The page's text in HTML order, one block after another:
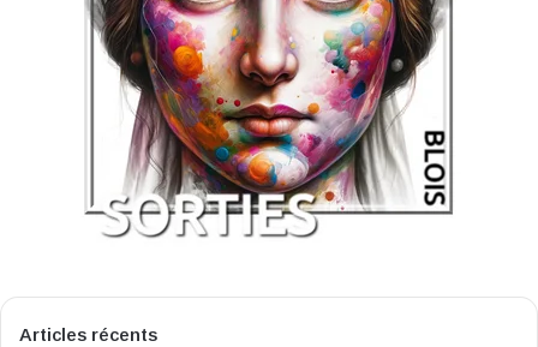
Articles récents